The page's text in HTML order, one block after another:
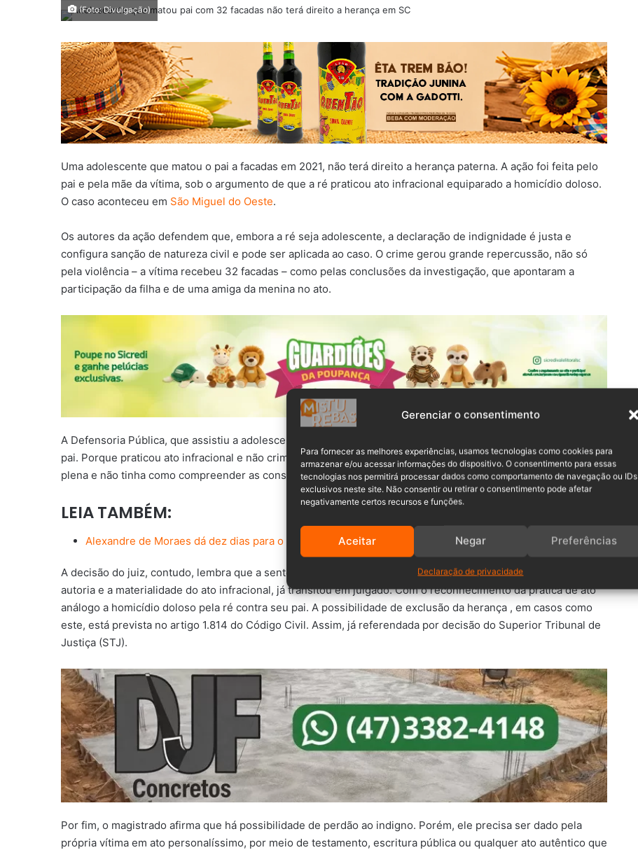
Gerenciar o consentimento
Para fornecer as melhores experiências, usamos tecnologias como cookies para
armazenar e/ou acessar informações do dispositivo. O consentimento para essas
tecnologias nos permitirá processar dados como comportamento de navegação ou IDs
exclusivos neste site. Não consentir ou retirar o consentimento pode afetar
negativamente certos recursos e funções.
Aceitar Negar Preferências
Declaração de privacidade
(Foto: Divulgação)
Uma adolescente que matou o pai a facadas em 2021, não terá direito a herança paterna. A ação foi feita pelo
pai e pela mãe da vítima, sob o argumento de que a ré praticou ato infracional equiparado a homicídio doloso.
O caso aconteceu em São Miguel do Oeste.
Os autores da ação defendem que, embora a ré seja adolescente, a declaração de indignidade é justa e
configura sanção de natureza civil e pode ser aplicada ao caso. O crime gerou grande repercussão, não só
pela violência – a vítima recebeu 32 facadas – como pelas conclusões da investigação, que apontaram a
participação da filha e de uma amiga da menina no ato.
A Defensoria Pública, que assistiu a adolescente, alegou que a jovem não poderá ser excluída da herança do
pai. Porque praticou ato infracional e não crime. Além disso, ressaltou que ela não possui capacidade civil
plena e não tinha como compreender as consequências jurídicas do ato cometido.
LEIA TAMBÉM:
Alexandre de Moraes dá dez dias para o INSS ter plano para revisão da vida toda
A decisão do juiz, contudo, lembra que a sentença de aplicação da medida socioeducativa, que reconheceu a
autoria e a materialidade do ato infracional, já transitou em julgado. Com o reconhecimento da prática de ato
análogo a homicídio doloso pela ré contra seu pai. A possibilidade de exclusão da herança , em casos como
este, está prevista no artigo 1.814 do Código Civil. Assim, já referendada por decisão do Superior Tribunal de
Justiça (STJ).
Por fim, o magistrado afirma que há possibilidade de perdão ao indigno. Porém, ele precisa ser dado pela
própria vítima em ato personalíssimo, por meio de testamento, escritura pública ou qualquer ato autêntico que